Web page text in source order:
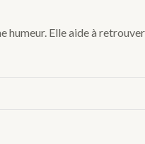
humeur. Elle aide à